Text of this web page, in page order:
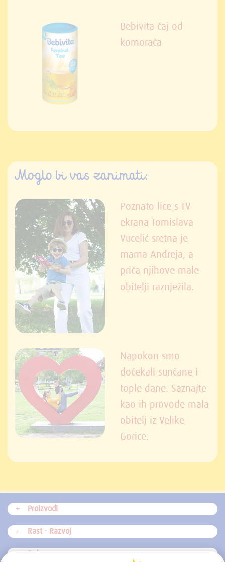
Bebivita čaj od
komorača
Moglo bi vas zanimati:
Poznato lice s TV
ekrana Tomislava
Vucelić sretna je
mama Andreja, a
priča njihove male
obitelji raznježila.
Napokon smo
dočekali sunčane i
tople dane. Saznajte
kao ih provode mala
obitelj iz Velike
Gorice.
Proizvodi
Rast - Razvoj
Dohrana